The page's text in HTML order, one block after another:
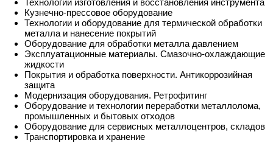
Технологии изготовления и восстановления инструмента
Кузнечно-прессовое оборудование
Технологии и оборудование для термической обработки
металла и нанесение покрытий
Оборудование для обработки металла давлением
Эксплуатационные материалы. Смазочно-охлаждающие
жидкости
Покрытия и обработка поверхности. Антикоррозийная
защита
Модернизация оборудования. Ретрофитинг
Оборудование и технологии переработки металлолома,
промышленных и бытовых отходов
Оборудование для сервисных металлоцентров, складов
Транспортировка и хранение